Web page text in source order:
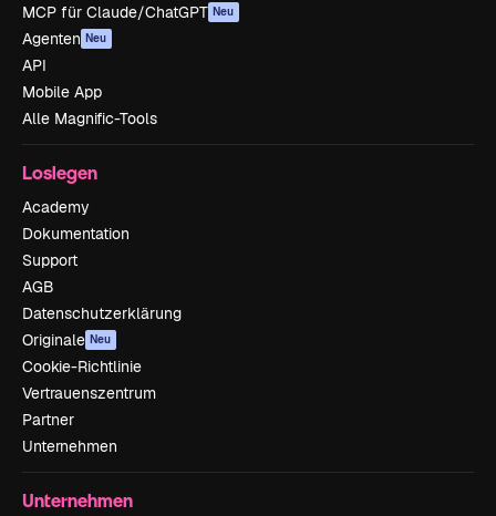
MCP für Claude/ChatGPT Neu
Agenten Neu
API
Mobile App
Alle Magnific-Tools
Loslegen
Academy
Dokumentation
Support
AGB
Datenschutzerklärung
Originale Neu
Cookie-Richtlinie
Vertrauenszentrum
Partner
Unternehmen
Unternehmen